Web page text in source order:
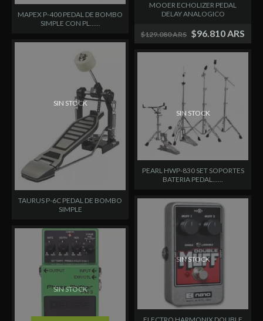
MAPEX P-400 PEDAL DE BOMBO
SIMPLE CON PL......
MOOER ECHOLIZER PEDAL
DELAY ANALOGICO
$129.080 ARS $96.810 ARS
SIN STOCK
TAURUS P-6C PEDAL DE BOMBO
SIMPLE
SIN STOCK
PEARL HWP-830 SET SOPORTES
BATERIA PEDAL......
SIN STOCK
SIN STOCK